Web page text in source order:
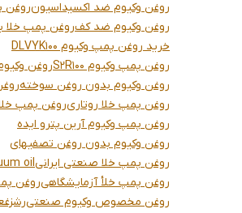
روغن وکیوم ضد اکسیداسیونروغن
روغن وکیوم ضد کفروغن پمپ خلا
خرید روغن پمپ وکیوم 100
VYK
DL
روغن پمپ وکیوم S2R100
روغن
روغن وکیوم بدون روغن سوخته
روغن پمپ خلا روتاریروغن پمپ خلا
روغن پمپ وکیوم آرین پترو ایده
روغن وکیوم بدون روغن تصفیهای
روغن پمپ خلا صنعتی ایرانیoil
روغن پمپ خلأ آزمایشگاهیروغن
روغن مخصوص وکیوم صنعتی